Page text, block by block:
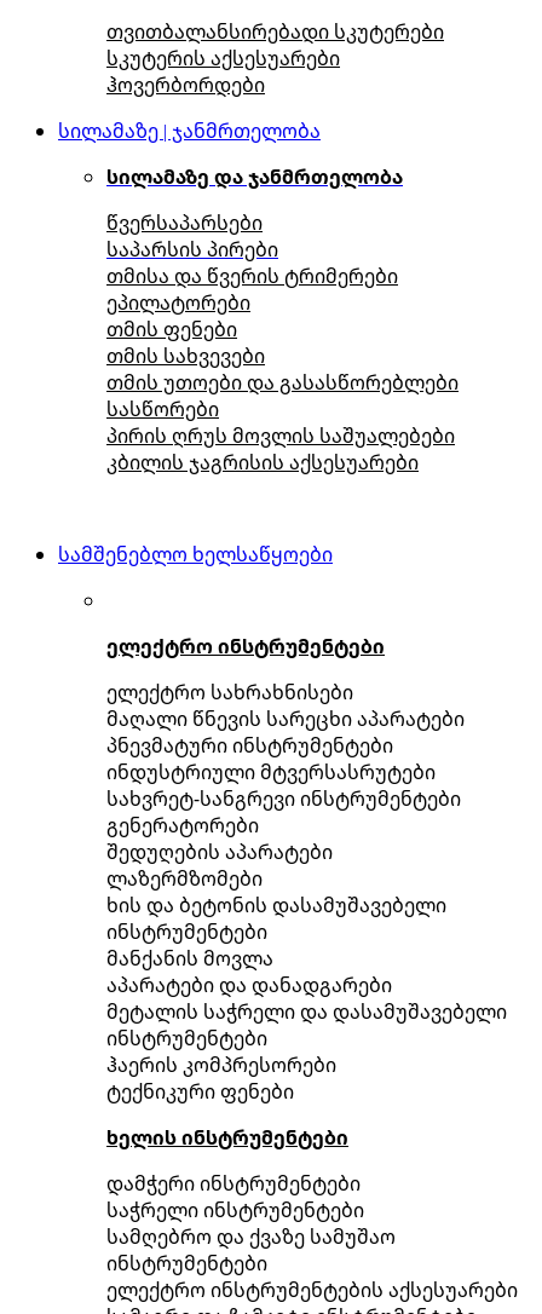
თვითბალანსირებადი სკუტერები
სკუტერის აქსესუარები
ჰოვერბორდები
სილამაზე | ჯანმრთელობა
სილამაზე და ჯანმრთელობა
წვერსაპარსები
საპარსის პირები
თმისა და წვერის ტრიმერები
ეპილატორები
თმის ფენები
თმის სახვევები
თმის უთოები და გასასწორებლები
სასწორები
პირის ღრუს მოვლის საშუალებები
კბილის ჯაგრისის აქსესუარები
სამშენებლო ხელსაწყოები
ელექტრო ინსტრუმენტები
ელექტრო სახრახნისები
მაღალი წნევის სარეცხი აპარატები
პნევმატური ინსტრუმენტები
ინდუსტრიული მტვერსასრუტები
სახვრეტ-სანგრევი ინსტრუმენტები
გენერატორები
შედუღების აპარატები
ლაზერმზომები
ხის და ბეტონის დასამუშავებელი
ინსტრუმენტები
მანქანის მოვლა
აპარატები და დანადგარები
მეტალის საჭრელი და დასამუშავებელი
ინსტრუმენტები
ჰაერის კომპრესორები
ტექნიკური ფენები
ხელის ინსტრუმენტები
დამჭერი ინსტრუმენტები
საჭრელი ინსტრუმენტები
სამღებრო და ქვაზე სამუშაო
ინსტრუმენტები
ელექტრო ინსტრუმენტების აქსესუარები